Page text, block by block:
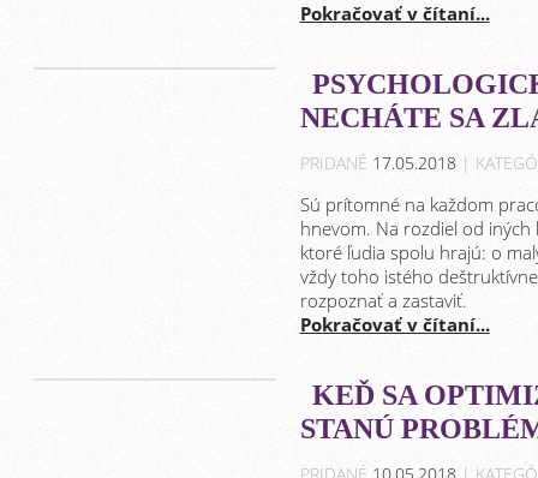
Pokračovať v čítaní...
NECHÁTE SA
PRIDANÉ 17.05.2018 |
Sú prítomné na každom
hnevom. Na rozdiel od
ktoré ľudia spolu hrajú: o
vždy toho istého
rozpoznať a zastaviť.
Pokračovať v čítaní...
KEĎ SA
STANÚ